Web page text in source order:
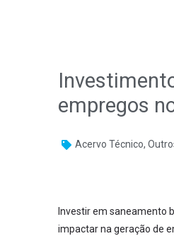
empregos
Acervo Técnico,
Investir em saneamento
impactar na geração de